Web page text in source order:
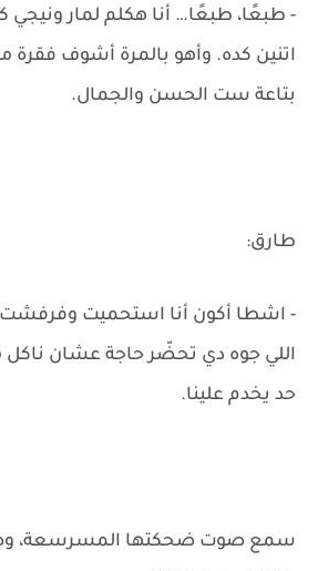
- طبعًا، طبعًا… أنا هكلم لمار ونيجي
اتنين كده. وأهو بالمرة أشوف فقرة
بتاعة ست الحسن والجمال.
طارق:
- اشطا أكون أنا استحميت وفرفشت،
اللي جوه دي تحضّر حاجة عشان
حد يخدم علينا.
سمع صوت ضحكتها المسرسعة،